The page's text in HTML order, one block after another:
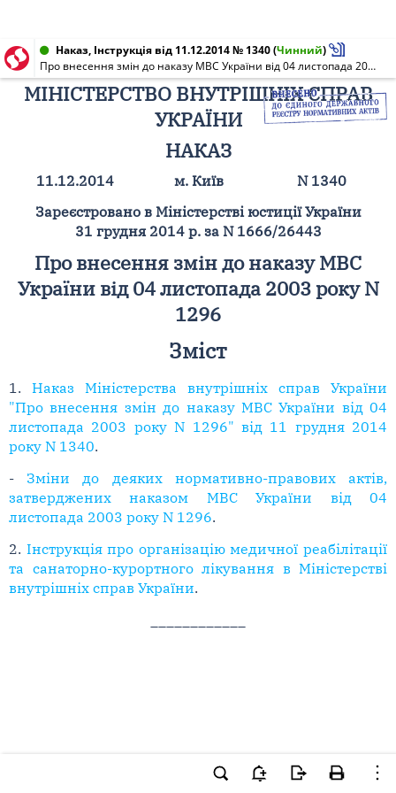
Наказ, Інструкція від 11.12.2014 № 1340(Чинний)
Про внесення змін до наказу МВС України від 04 листопада 2003 року N 1296 [ЗМІСТ]